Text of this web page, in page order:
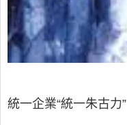
統一企業“統一朱古力”